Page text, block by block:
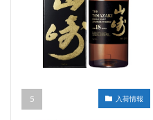
入荷情報